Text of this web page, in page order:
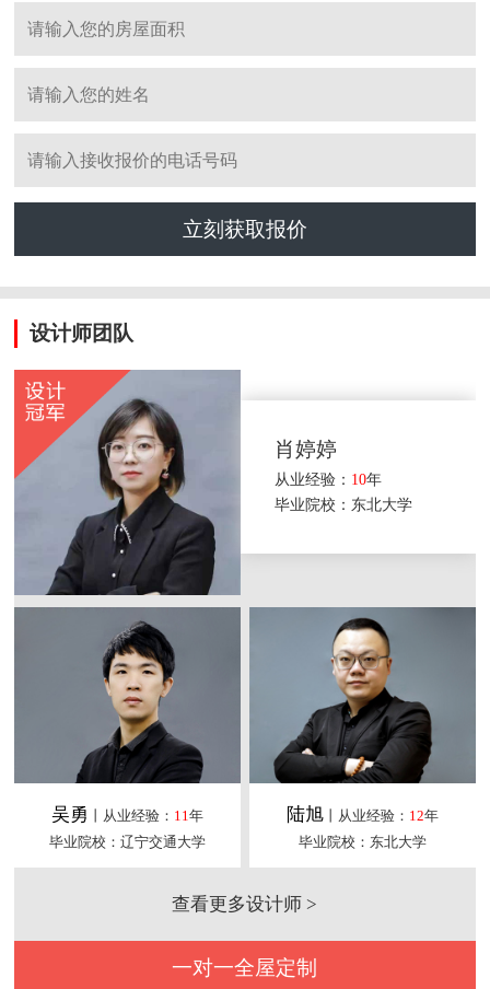
立刻获取报价
设计师团队
肖婷婷
从业经验： 10年
毕业院校：东北大学
吴勇 丨从业经验： 11年
毕业院校：辽宁交通大学
陆旭丨从业经验： 12年
毕业院校：东北大学
查看更多设计师 >
一对一全屋定制